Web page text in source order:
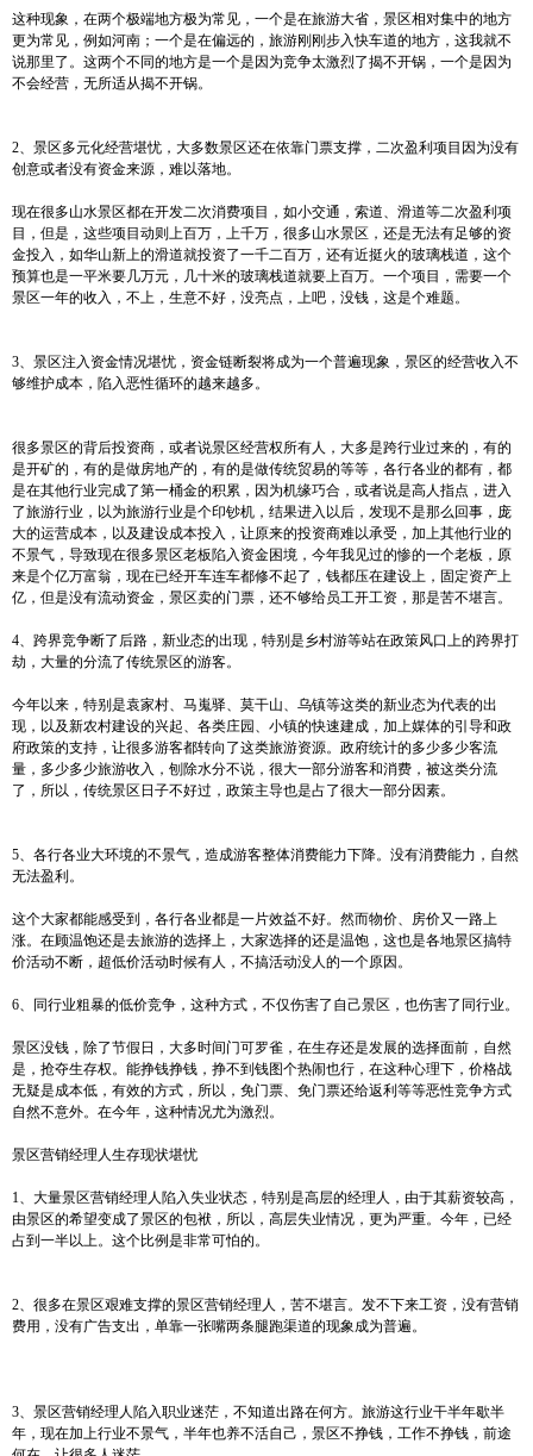
这种现象，在两个极端地方极为常见，一个是在旅游大省，景区相对集中的地方
更为常见，例如河南；一个是在偏远的，旅游刚刚步入快车道的地方，这我就不
说那里了。这两个不同的地方是一个是因为竞争太激烈了揭不开锅，一个是因为
不会经营，无所适从揭不开锅。
2、景区多元化经营堪忧，大多数景区还在依靠门票支撑，二次盈利项目因为没有
创意或者没有资金来源，难以落地。
现在很多山水景区都在开发二次消费项目，如小交通，索道、滑道等二次盈利项
目，但是，这些项目动则上百万，上千万，很多山水景区，还是无法有足够的资
金投入，如华山新上的滑道就投资了一千二百万，还有近挺火的玻璃栈道，这个
预算也是一平米要几万元，几十米的玻璃栈道就要上百万。一个项目，需要一个
景区一年的收入，不上，生意不好，没亮点，上吧，没钱，这是个难题。
3、景区注入资金情况堪忧，资金链断裂将成为一个普遍现象，景区的经营收入不
够维护成本，陷入恶性循环的越来越多。
很多景区的背后投资商，或者说景区经营权所有人，大多是跨行业过来的，有的
是开矿的，有的是做房地产的，有的是做传统贸易的等等，各行各业的都有，都
是在其他行业完成了第一桶金的积累，因为机缘巧合，或者说是高人指点，进入
了旅游行业，以为旅游行业是个印钞机，结果进入以后，发现不是那么回事，庞
大的运营成本，以及建设成本投入，让原来的投资商难以承受，加上其他行业的
不景气，导致现在很多景区老板陷入资金困境，今年我见过的惨的一个老板，原
来是个亿万富翁，现在已经开车连车都修不起了，钱都压在建设上，固定资产上
亿，但是没有流动资金，景区卖的门票，还不够给员工开工资，那是苦不堪言。
4、跨界竞争断了后路，新业态的出现，特别是乡村游等站在政策风口上的跨界打
劫，大量的分流了传统景区的游客。
今年以来，特别是袁家村、马嵬驿、莫干山、乌镇等这类的新业态为代表的出
现，以及新农村建设的兴起、各类庄园、小镇的快速建成，加上媒体的引导和政
府政策的支持，让很多游客都转向了这类旅游资源。政府统计的多少多少客流
量，多少多少旅游收入，刨除水分不说，很大一部分游客和消费，被这类分流
了，所以，传统景区日子不好过，政策主导也是占了很大一部分因素。
5、各行各业大环境的不景气，造成游客整体消费能力下降。没有消费能力，自然
无法盈利。
这个大家都能感受到，各行各业都是一片效益不好。然而物价、房价又一路上
涨。在顾温饱还是去旅游的选择上，大家选择的还是温饱，这也是各地景区搞特
价活动不断，超低价活动时候有人，不搞活动没人的一个原因。
6、同行业粗暴的低价竞争，这种方式，不仅伤害了自己景区，也伤害了同行业。
景区没钱，除了节假日，大多时间门可罗雀，在生存还是发展的选择面前，自然
是，抢夺生存权。能挣钱挣钱，挣不到钱图个热闹也行，在这种心理下，价格战
无疑是成本低，有效的方式，所以，免门票、免门票还给返利等等恶性竞争方式
自然不意外。在今年，这种情况尤为激烈。
景区营销经理人生存现状堪忧
1、大量景区营销经理人陷入失业状态，特别是高层的经理人，由于其薪资较高，
由景区的希望变成了景区的包袱，所以，高层失业情况，更为严重。今年，已经
占到一半以上。这个比例是非常可怕的。
2、很多在景区艰难支撑的景区营销经理人，苦不堪言。发不下来工资，没有营销
费用，没有广告支出，单靠一张嘴两条腿跑渠道的现象成为普遍。
3、景区营销经理人陷入职业迷茫，不知道出路在何方。旅游这行业干半年歇半
年，现在加上行业不景气，半年也养不活自己，景区不挣钱，工作不挣钱，前途